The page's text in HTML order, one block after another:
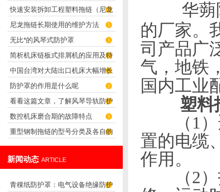
热原因
快速安装拆卸工程塑料拖链（尼龙
拖链）的技巧
尼龙拖链长期使用的维护方法
无比*的风琴式防护罩
简析机床链板式排屑机的应用及特
点
中国台湾对大陆出口机床大幅增长
华蒴机床附件
防护罩的作用是什么呢
看看这篇文章，了解风琴导轨防护
罩的特性
数控机床磨合期的故障特点
重型钢制拖链的型号分类及各自的
新闻动态 ARTICLE
青稞纸防护罩：电气设备绝缘防护
华
的厂家。
司产品广
气，地铁
国内工业
塑料
（ 1
置的电缆
作用。
（2